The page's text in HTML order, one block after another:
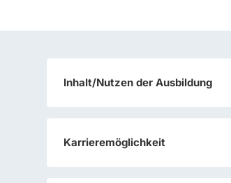
Inhalt/Nutzen der Ausbildung
Karrieremöglichkeit